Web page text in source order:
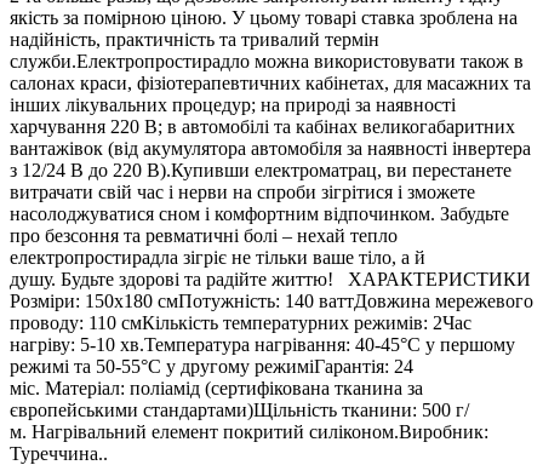
якість за помірною ціною. У цьому товарі ставка зроблена на
надійність, практичність та тривалий термін
служби.Електропростирадло можна використовувати також в
салонах краси, фізіотерапевтичних кабінетах, для масажних та
інших лікувальних процедур; на природі за наявності
харчування 220 В; в автомобілі та кабінах великогабаритних
вантажівок (від акумулятора автомобіля за наявності інвертера
з 12/24 В до 220 В).Купивши електроматрац, ви перестанете
витрачати свій час і нерви на спроби зігрітися і зможете
насолоджуватися сном і комфортним відпочинком. Забудьте
про безсоння та ревматичні болі – нехай тепло
електропростирадла зігріє не тільки ваше тіло, а й
душу. Будьте здорові та радійте життю! ХАРАКТЕРИСТИКИ
Розміри: 150х180 смПотужність: 140 ваттДовжина мережевого
проводу: 110 смКількість температурних режимів: 2Час
нагріву: 5-10 хв.Температура нагрівання: 40-45°С у першому
режимі та 50-55°С у другому режиміГарантія: 24
міс. Матеріал: поліамід (сертифікована тканина за
європейськими стандартами)Щільність тканини: 500 г/
м. Нагрівальний елемент покритий силіконом.Виробник:
Туреччина..